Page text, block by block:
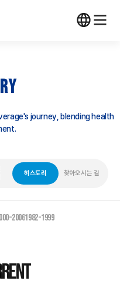
journey, blending health
히스토리 찾아오시는 길
20061982-1999